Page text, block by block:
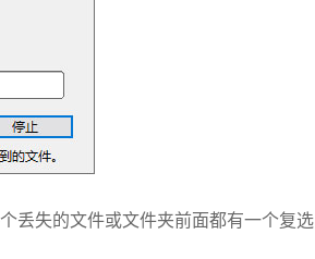
丢失的文件或文件夹前面都有一个复选